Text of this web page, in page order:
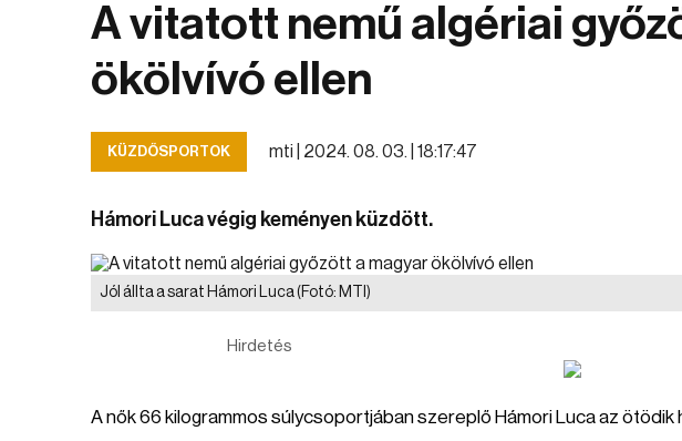
A vitatott nemű algériai
ökölvívó ellen
KÜZDŐSPORTOK mti | 2024. 08. 03. | 18:17:47
Hámori Luca végig keményen küzdött.
Jól állta a sarat Hámori Luca(Fotó: MTI)
Hirdetés
A nők 66 kilogrammos súlycsoportjában szereplő Hámori Luca az ötödik